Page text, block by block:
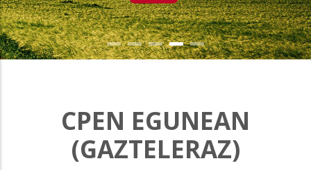
CPEN EGUNEAN
(GAZTELERAZ)